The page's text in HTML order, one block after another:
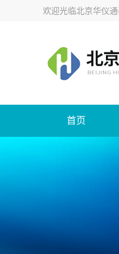
欢迎光临北京华仪
首页